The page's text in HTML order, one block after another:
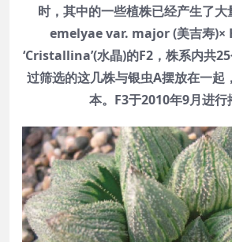
时，其中的一些植株已经产生了
emelyae var. major (美吉寿)×
‘Cristallina’(水晶)的F2，株系内共
过筛选的这几株与银虫A摆放在一起
本。F3于2010年9月进行